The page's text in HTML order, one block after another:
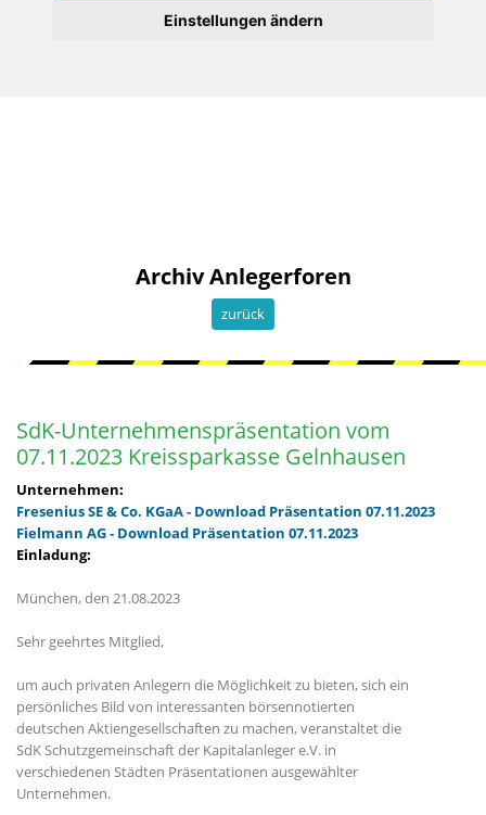
Einstellungen ändern
Archiv Anlegerforen
zurück
SdK-Unternehmenspräsentation vom
07.11.2023 Kreissparkasse Gelnhausen
Unternehmen:
Fresenius SE & Co. KGaA - Download Präsentation 07.11.2023
Fielmann AG - Download Präsentation 07.11.2023
Einladung:
München, den 21.08.2023
Sehr geehrtes Mitglied,
um auch privaten Anlegern die Möglichkeit zu bieten, sich ein
persönliches Bild von interessanten börsennotierten
deutschen Aktiengesellschaften zu machen, veranstaltet die
SdK Schutzgemeinschaft der Kapitalanleger e.V. in
verschiedenen Städten Präsentationen ausgewählter
Unternehmen.